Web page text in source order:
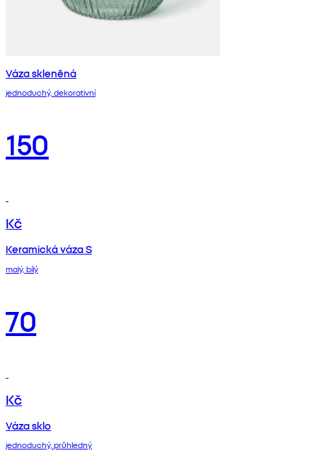
Váza skleněná
jednoduchý, dekorativní
150
Kč
Keramická váza S
malý, bílý
70
Kč
Váza sklo
jednoduchý, průhledný